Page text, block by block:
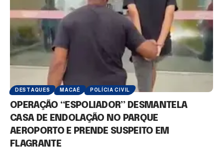
DESTAQUES MACAÉ POLÍCIA CIVIL
OPERAÇÃO “ESPOLIADOR” DESMANTELA
CASA DE ENDOLAÇÃO NO PARQUE
AEROPORTO E PRENDE SUSPEITO EM
FLAGRANTE